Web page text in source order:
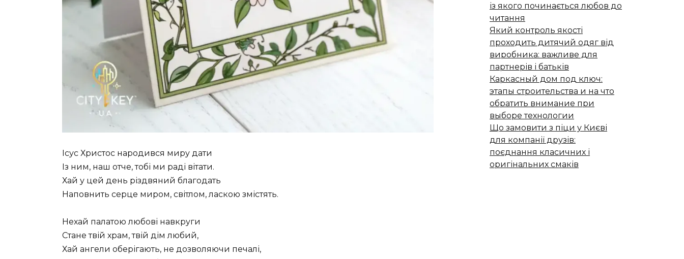
Ісус Христос народився миру дати
Із ним, наш отче, тобі ми раді вітати.
Хай у цей день різдвяний благодать
Наповнить серце миром, світлом, ласкою змістять.
Нехай палатою любові навкруги
Стане твій храм, твій дім любий,
Хай ангели оберігають, не дозволяючи печалі,
із якого починається любов до
читання
Який контроль якості
проходить дитячий одяг від
виробника: важливе для
партнерів і батьків
Каркасный дом под ключ:
этапы строительства и на что
обратить внимание при
выборе технологии
Що замовити з піци у Києві
для компанії друзів:
поєднання класичних і
оригінальних смаків